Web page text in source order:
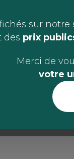
sur
des prix
Merci de
votre